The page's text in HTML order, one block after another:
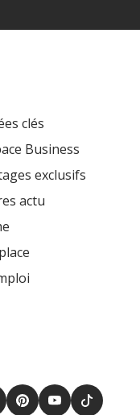
clés
Business
exclusifs
actu